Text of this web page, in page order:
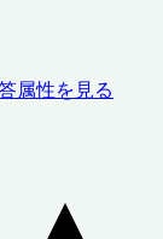
属性を見る